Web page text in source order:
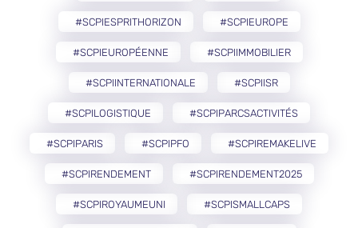
#SCPIESPRITHORIZON #SCPIEUROPE
#SCPIEUROPÉENNE #SCPIIMMOBILIER
#SCPIINTERNATIONALE #SCPIISR
#SCPILOGISTIQUE #SCPIPARCSACTIVITÉS
#SCPIPARIS #SCPIPFO #SCPIREMAKELIVE
#SCPIRENDEMENT #SCPIRENDEMENT2025
#SCPIROYAUMEUNI #SCPISMALLCAPS